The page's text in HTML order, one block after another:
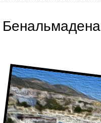
Бенальмадена